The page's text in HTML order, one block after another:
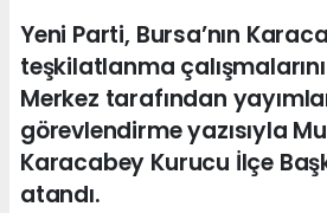
Yeni Parti, Bursa’nın
teşkilatlanma
Merkez tarafından
görevlendirme yazısıyla
Karacabey Kurucu İlçe
atandı.